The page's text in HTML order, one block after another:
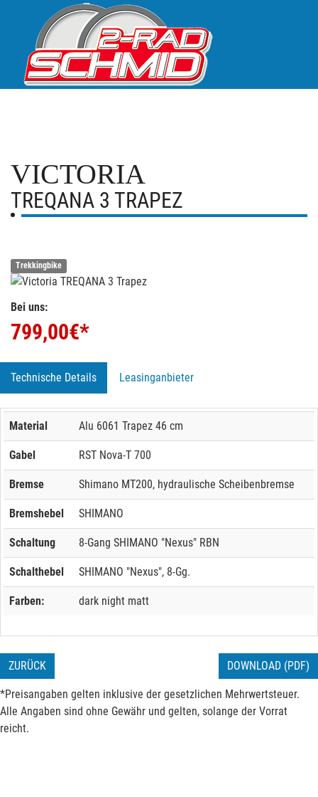
VICTORIA
TREQANA 3 TRAPEZ
Trekkingbike
Bei uns:
799,00€*
Technische Details Leasinganbieter
Material Alu 6061 Trapez 46 cm
Gabel RST Nova-T 700
Bremse Shimano MT200, hydraulische Scheibenbremse
Bremshebel SHIMANO
Schaltung 8-Gang SHIMANO "Nexus" RBN
Schalthebel SHIMANO "Nexus", 8-Gg.
Farben: dark night matt
ZURÜCK DOWNLOAD (PDF)
*Preisangaben gelten inklusive der gesetzlichen Mehrwertsteuer.
Alle Angaben sind ohne Gewähr und gelten, solange der Vorrat
reicht.